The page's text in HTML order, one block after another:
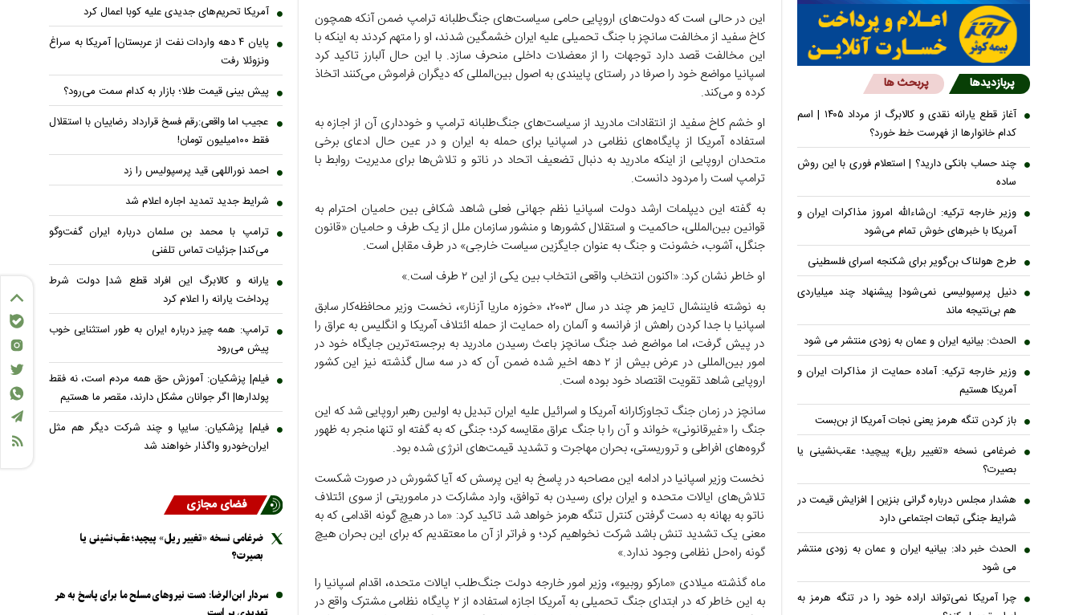
این در حالی است که دولت‌های اروپایی حامی سیاست‌های جنگ‌طلبانه ترامپ ضمن آنکه همچون
کاخ سفید از مخالفت سانچز با جنگ تحمیلی علیه ایران خشمگین شدند، او را متهم کردند به اینکه با
این مخالفت قصد دارد توجهات را از معضلات داخلی منحرف سازد. با این حال آلبارز تاکید کرد
اسپانیا مواضع خود را صرفا در راستای پایبندی به اصول بین‌المللی که دیگران فراموش می‌کنند اتخاذ
کرده و می‌کند.
او خشم کاخ سفید از انتقادات مادرید از سیاست‌های جنگ‌طلبانه ترامپ و خودداری آن از اجازه به
استفاده آمریکا از پایگاه‌های نظامی در اسپانیا برای حمله به ایران و در عین حال ادعای برخی
متحدان اروپایی از اینکه مادرید به دنبال تضعیف اتحاد در ناتو و تلاش‌ها برای مدیریت روابط با
ترامپ است را مردود دانست.
به گفته این دیپلمات ارشد دولت اسپانیا نظم جهانی فعلی شاهد شکافی بین حامیان احترام به
قوانین بین‌المللی، حاکمیت و استقلال کشور‌ها و منشور سازمان ملل از یک طرف و حامیان «قانون
جنگل، آشوب، خشونت و جنگ به عنوان جایگزین سیاست خارجی» در طرف مقابل است.
او خاطر نشان کرد: «اکنون انتخاب واقعی انتخاب بین یکی از این ۲ طرف است.»
به نوشته فایننشال تایمز هر چند در سال ۲۰۰۳، «خوزه ماریا آزنار»، نخست وزیر محافظه‌کار سابق
اسپانیا با جدا کردن راهش از فرانسه و آلمان راه حمایت از حمله ائتلاف آمریکا و انگلیس به عراق را
در پیش گرفت، اما مواضع ضد جنگ سانچز باعث رسیدن مادرید به برجسته‌ترین جایگاه خود در
امور بین‌المللی در عرض بیش از ۲ دهه اخیر شده ضمن آن که در سه سال گذشته نیز این کشور
اروپایی شاهد تقویت اقتصاد خود بوده است.
سانچز در زمان جنگ تجاوزکارانه آمریکا و اسرائیل علیه ایران تبدیل به اولین رهبر اروپایی شد که این
جنگ را «غیرقانونی» خواند و آن را با جنگ عراق مقایسه کرد؛ جنگی که به گفته او تنها منجر به ظهور
گروه‌های افراطی و تروریستی، بحران مهاجرت و تشدید قیمت‌های انرژی شده بود.
نخست وزیر اسپانیا در ادامه این مصاحبه در پاسخ به این پرسش که آیا کشورش در صورت شکست
تلاش‌های ایالات متحده و ایران برای رسیدن به توافق، وارد مشارکت در ماموریتی از سوی ائتلاف
ناتو به بهانه به دست گرفتن کنترل تنگه هرمز خواهد شد تاکید کرد: «ما در هیچ گونه اقدامی که به
معنی یک تشدید تنش باشد شرکت نخواهیم کرد؛ و فراتر از آن ما معتقدیم که برای این بحران هیچ
گونه راه‌حل نظامی وجود ندارد.»
ماه گذشته میلادی «مارکو روبیو»، وزیر امور خارجه دولت جنگ‌طلب ایالات متحده، اقدام اسپانیا را
به این خاطر که در ابتدای جنگ تحمیلی به آمریکا اجازه استفاده از ۲ پایگاه نظامی مشترک واقع در
پربازدیدها پربحث ها
آغاز قطع یارانه نقدی و کالابرگ از مرداد ۱۴۰۵ | اسم
کدام خانوار‌ها از فهرست خط خورد؟
چند حساب بانکی دارید؟ | استعلام فوری با این روش
ساده
وزیر خارجه ترکیه: ان‌شاءالله امروز مذاکرات ایران و
آمریکا با خبرهای خوش تمام می‌شود
طرح هولناک بن‌گویر برای شکنجه اسرای فلسطینی
دنیل پرسپولیسی نمی‌شود| پیشنهاد چند میلیاردی
هم بی‌نتیجه ماند
الحدث: بیانیه ایران و عمان به زودی منتشر می شود
وزیر خارجه ترکیه: آماده حمایت از مذاکرات ایران و
آمریکا هستیم
باز کردن تنگه هرمز یعنی نجات آمریکا از بن‌بست
ضرغامی نسخه «تغییر ریل» پیچید؛ عقب‌نشینی یا
بصیرت؟
هشدار مجلس درباره گرانی بنزین | افزایش قیمت در
شرایط جنگی تبعات اجتماعی دارد
الحدث خبر داد: بیانیه ایران و عمان به زودی منتشر
می شود
چرا آمریکا نمی‌تواند اراده خود را در تنگه هرمز به
آمریکا تحریم‌های جدیدی علیه کوبا اعمال کرد
پایان ۴ دهه واردات نفت از عربستان| آمریکا به سراغ
ونزوئلا رفت
پیش بینی قیمت طلا؛ بازار به کدام سمت می‌رود؟
عجیب اما واقعی:رقم فسخ قرارداد رضاییان با استقلال
فقط ۱۰۰میلیون تومان!
احمد نوراللهی قید پرسپولیس را زد
شرایط جدید تمدید اجاره اعلام شد
ترامپ با محمد بن سلمان درباره ایران گفت‌وگو
می‌کند| جزئیات تماس تلفنی
یارانه و کالابرگ این افراد قطع شد| دولت شرط
پرداخت یارانه را اعلام کرد
ترامپ: همه چیز درباره ایران به طور استثنایی خوب
پیش می‌رود
فیلم| پزشکیان: آموزش حق همه مردم است، نه فقط
پولدارها| اگر جوانان مشکل دارند، مقصر ما هستیم
فیلم| پزشکیان: سایپا و چند شرکت دیگر هم مثل
ایران‌خودرو واگذار خواهند شد
فضای مجازی
ضرغامی نسخه «تغییر ریل» پیچید؛ عقب‌نشینی یا
بصیرت؟
سردار ابن‌الرضا: دست نیرو‌های مسلح ما برای پاسخ به هر